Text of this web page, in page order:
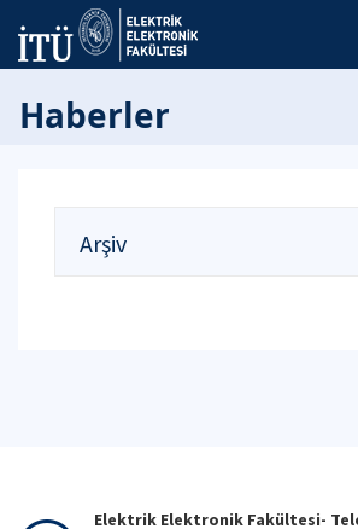
Haberler
Arşiv
Elektrik Elektronik Fakültesi-